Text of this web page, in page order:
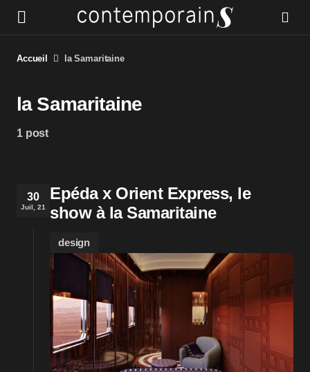
Accueil la Samaritaine
la Samaritaine
1 post
30
Juil, 21
Epéda x Orient Express, le
show à la Samaritaine
design